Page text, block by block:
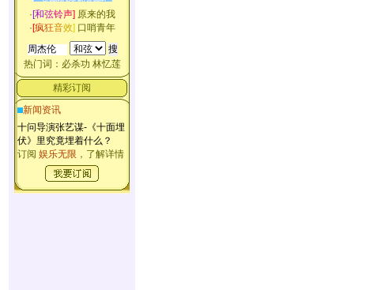
·[和弦铃声] 原来的我
·[疯狂音效] 口哨青年
热门词： 必杀功 林忆莲
精彩订阅
新闻资讯
十问导演张艺谋-《十面埋
伏》里究竟埋着什么？
订阅 娱乐无限 ，了解详情